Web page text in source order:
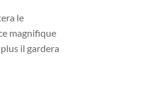
le
magnifique
il gardera